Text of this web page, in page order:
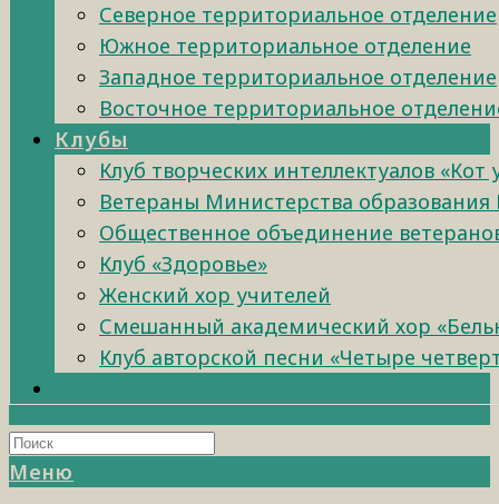
Северное территориальное отделение
Южное территориальное отделение
Западное территориальное отделение
Восточное территориальное
Клубы
Клуб творческих интеллектуалов «Кот
Ветераны Министерства образования
Общественное объединение
Клуб «Здоровье»
Женский хор учителей
Смешанный академический хор
Клуб авторской песни «Четыре
Меню